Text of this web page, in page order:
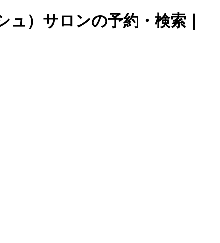
）サロンの予約・検索｜